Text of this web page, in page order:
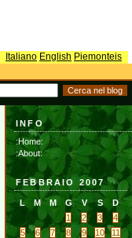
Italiano English Piemonteis
INFO
:Home:
:About:
FEBBRAIO 2007
L M M G V S
D
1
2 3
4
5
6 7 8 9 10
11